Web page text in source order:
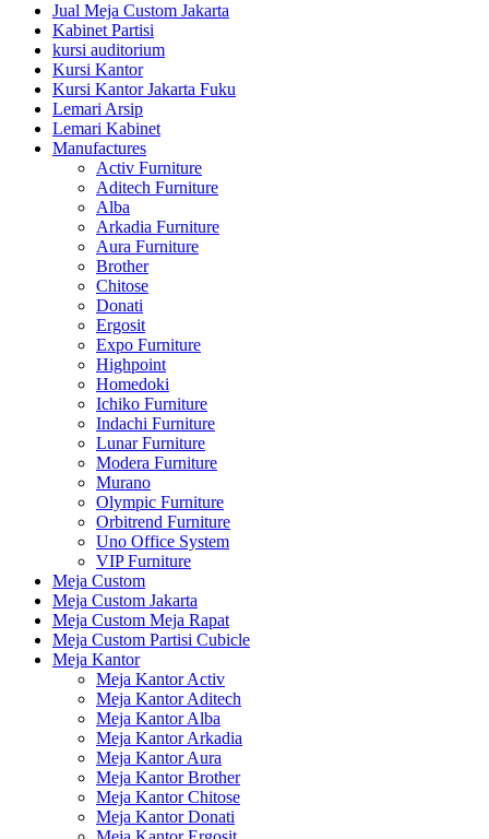
Jual Meja Custom Jakarta
Kabinet Partisi
kursi auditorium
Kursi Kantor
Kursi Kantor Jakarta Fuku
Lemari Arsip
Lemari Kabinet
Manufactures
Activ Furniture
Aditech Furniture
Alba
Arkadia Furniture
Aura Furniture
Brother
Chitose
Donati
Ergosit
Expo Furniture
Highpoint
Homedoki
Ichiko Furniture
Indachi Furniture
Lunar Furniture
Modera Furniture
Murano
Olympic Furniture
Orbitrend Furniture
Uno Office System
VIP Furniture
Meja Custom
Meja Custom Jakarta
Meja Custom Meja Rapat
Meja Custom Partisi Cubicle
Meja Kantor
Meja Kantor Activ
Meja Kantor Aditech
Meja Kantor Alba
Meja Kantor Arkadia
Meja Kantor Aura
Meja Kantor Brother
Meja Kantor Chitose
Meja Kantor Donati